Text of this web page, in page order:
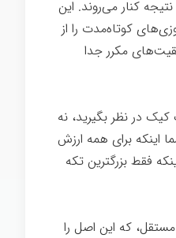
کنار می‌روند. این
کوتاه‌مدت را از
مکرر جدا
در نظر بگیرید، نه
برای همه ارزش
فقط بزرگترین تکه
که این اصل را